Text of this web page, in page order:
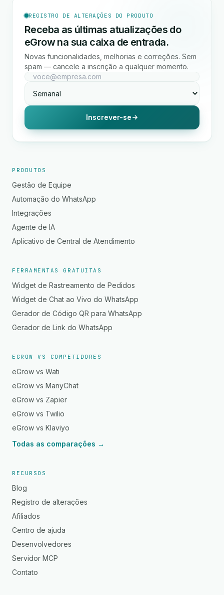
REGISTRO DE ALTERAÇÕES DO PRODUTO
Receba as últimas atualizações do
eGrow na sua caixa de entrada.
Novas funcionalidades, melhorias e correções. Sem
spam — cancele a inscrição a qualquer momento.
Inscrever-se
PRODUTOS
Gestão de Equipe
Automação do WhatsApp
Integrações
Agente de IA
Aplicativo de Central de Atendimento
FERRAMENTAS GRATUITAS
Widget de Rastreamento de Pedidos
Widget de Chat ao Vivo do WhatsApp
Gerador de Código QR para WhatsApp
Gerador de Link do WhatsApp
EGROW VS COMPETIDORES
eGrow vs Wati
eGrow vs ManyChat
eGrow vs Zapier
eGrow vs Twilio
eGrow vs Klaviyo
Todas as comparações →
RECURSOS
Blog
Registro de alterações
Afiliados
Centro de ajuda
Desenvolvedores
Servidor MCP
Contato